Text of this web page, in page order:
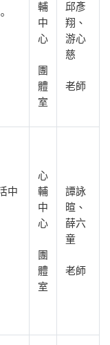
輔
中
心
團
體
室
邱彥
翔、
游心
慈
老師
中
心
輔
中
心
團
體
室
譚詠
暄、
薛六
童
老師